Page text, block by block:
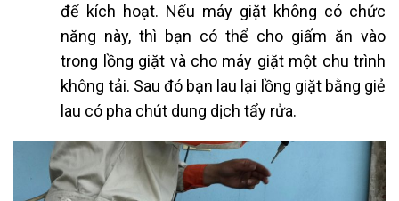
để kích hoạt. Nếu máy giặt không có chức
năng này, thì bạn có thể cho giấm ăn vào
trong lồng giặt và cho máy giặt một chu trình
không tải. Sau đó bạn lau lại lồng giặt bằng giẻ
lau có pha chút dung dịch tẩy rửa.